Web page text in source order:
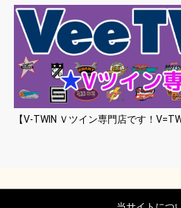
【V-TWIN Ｖツイン専門店です！